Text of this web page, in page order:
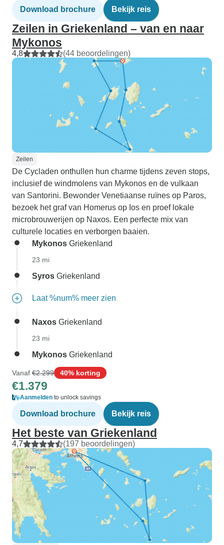
Download brochure Bekijk reis
Zeilen in Griekenland – van en naar
Mykonos
4,8 (44 beoordelingen)
Zeilen
De Cycladen onthullen hun charme tijdens zeven stops,
inclusief de windmolens van Mykonos en de vulkaan
van Santorini. Bewonder Venetiaanse ruïnes op Paros,
bezoek het graf van Homerus op Ios en proef lokale
microbrouwerijen op Naxos. Een perfecte mix van
culturele locaties en verborgen baaien.
Mykonos Griekenland
23 mi
Syros Griekenland
Laat %num% meer zien
Naxos Griekenland
23 mi
Mykonos Griekenland
Vanaf €2.299 40% korting
€1.379
Aanmelden to unlock savings
Download brochure Bekijk reis
Het beste van Griekenland
4,7 (197 beoordelingen)